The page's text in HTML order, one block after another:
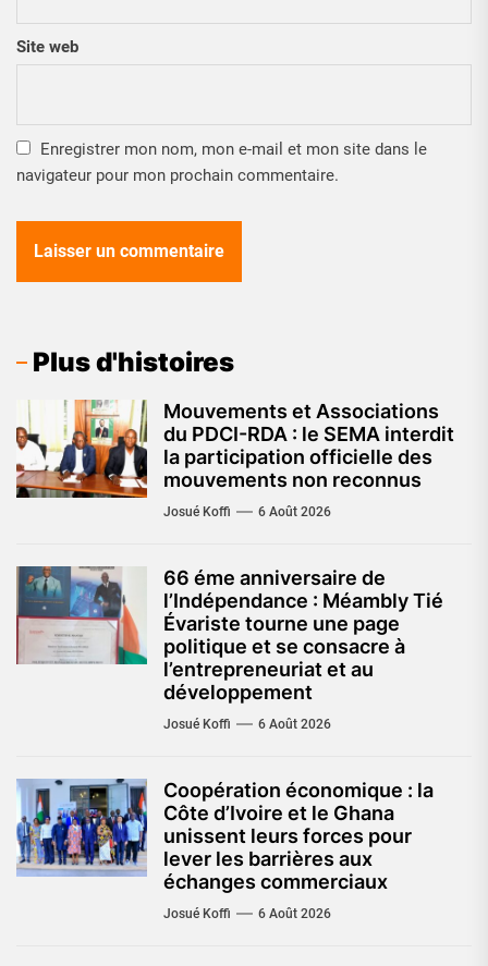
Site web
Enregistrer mon nom, mon e-mail et mon site dans le
navigateur pour mon prochain commentaire.
Plus d'histoires
Mouvements et Associations
du PDCI-RDA : le SEMA interdit
la participation officielle des
mouvements non reconnus
Josué Koffi 6 Août 2026
66 éme anniversaire de
l’Indépendance : Méambly Tié
Évariste tourne une page
politique et se consacre à
l’entrepreneuriat et au
développement
Josué Koffi 6 Août 2026
Coopération économique : la
Côte d’Ivoire et le Ghana
unissent leurs forces pour
lever les barrières aux
échanges commerciaux
Josué Koffi 6 Août 2026